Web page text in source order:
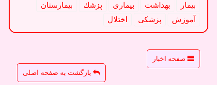
بیمار بهداشت بیماری پزشك
بیمارستان
آموزش
پزشكی اختلال
صفحه اخبار
بازگشت به صفحه اصلی